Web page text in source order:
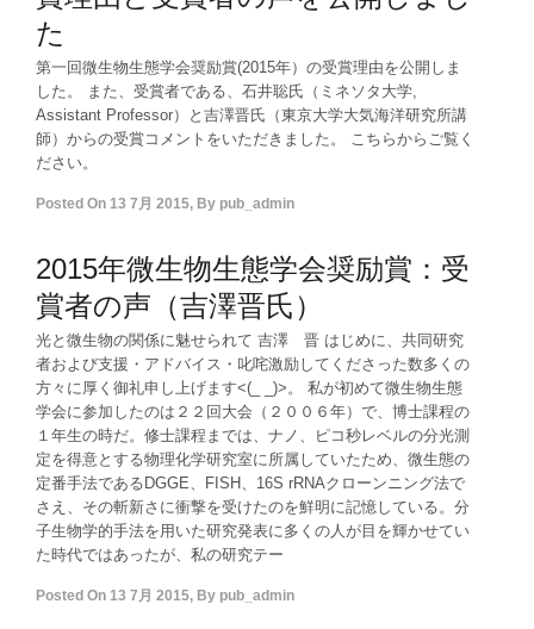
た
第一回微生物生態学会奨励賞(2015年）の受賞理由を公開しま
した。 また、受賞者である、石井聡氏（ミネソタ大学,
Assistant Professor）と吉澤晋氏（東京大学大気海洋研究所講
師）からの受賞コメントをいただきました。 こちらからご覧く
ださい。
Posted On 13 7月 2015, By pub_admin
2015年微生物生態学会奨励賞：受
賞者の声（吉澤晋氏）
光と微生物の関係に魅せられて 吉澤 晋 はじめに、共同研究
者および支援・アドバイス・叱咤激励してくださった数多くの
方々に厚く御礼申し上げます<(_ _)>。 私が初めて微生物生態
学会に参加したのは２２回大会（２００６年）で、博士課程の
１年生の時だ。修士課程までは、ナノ、ピコ秒レベルの分光測
定を得意とする物理化学研究室に所属していたため、微生態の
定番手法であるDGGE、FISH、16S rRNAクローンニング法で
さえ、その斬新さに衝撃を受けたのを鮮明に記憶している。分
子生物学的手法を用いた研究発表に多くの人が目を輝かせてい
た時代ではあったが、私の研究テー
Posted On 13 7月 2015, By pub_admin